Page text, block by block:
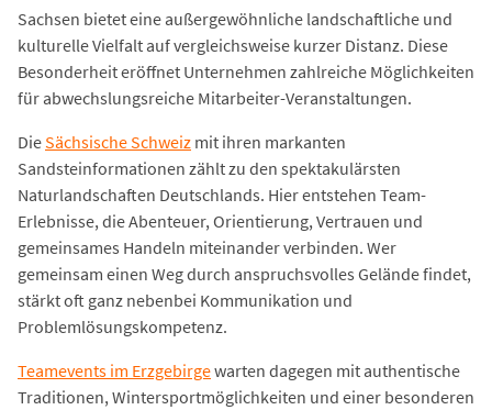
Sachsen bietet eine außergewöhnliche landschaftliche und
kulturelle Vielfalt auf vergleichsweise kurzer Distanz. Diese
Besonderheit eröffnet Unternehmen zahlreiche Möglichkeiten
für abwechslungsreiche Mitarbeiter-Veranstaltungen.
DieSächsische Schweiz mit ihren markanten
Sandsteinformationen zählt zu den spektakulärsten
Naturlandschaften Deutschlands. Hier entstehen Team-
Erlebnisse, die Abenteuer, Orientierung, Vertrauen und
gemeinsames Handeln miteinander verbinden. Wer
gemeinsam einen Weg durch anspruchsvolles Gelände findet,
stärkt oft ganz nebenbei Kommunikation und
Problemlösungskompetenz.
Teamevents im Erzgebirgewarten dagegen mit authentische
Traditionen, Wintersportmöglichkeiten und einer besonderen